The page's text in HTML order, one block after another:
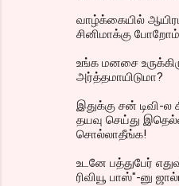
வாழ்க்கையில்
சினிமாக்கு
உங்க மனசை
அர்த்தமாயிடுமா?
இதுக்கு சன் டிவி-ல
தயவு செய்து
சொல்லாதீங்க!
உடனே பத்துபேர்
ரிவியூ பாஸ்"-னு